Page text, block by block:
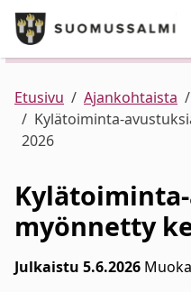
Siirry pääsisältöön
Puhelinluettelo/
Palvelut
Ajankohtaista
Verkkokauppa
Kunta ja hallinto
Asuminen ja
Varhaiskasvatus ja
Elinvoima
Kulttuuri, vapaa-
Etusivu Ajankohtaista
Kylätoiminta-
2026
myönnetty
Julkaistu 5.6.2026